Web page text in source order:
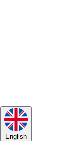
English